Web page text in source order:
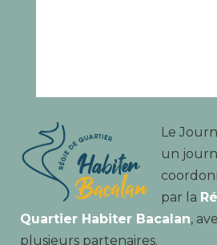
Le
un
par la
Quartier Habiter Bacalan,
plusieurs partenaires.